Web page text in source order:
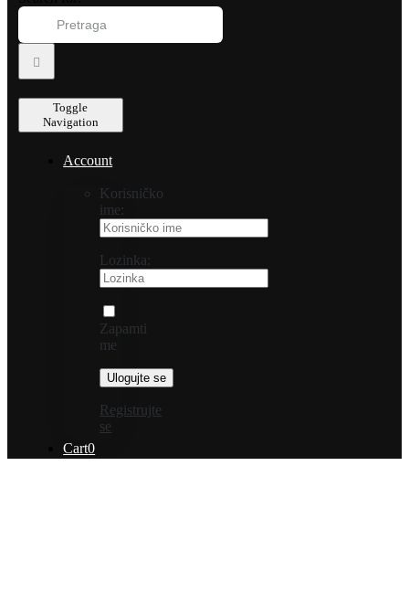
Toggle
Navigation
Account
Korisničko
ime:
Lozinka:
Zapamti
me
Registrujte
se
Cart0